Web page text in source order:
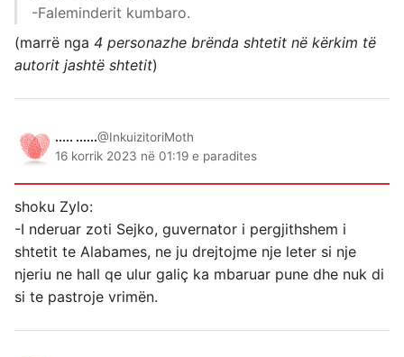
-Faleminderit kumbaro.
(marrë nga 4 personazhe brënda shtetit në kërkim të
autorit jashtë shtetit)
..... ......@InkuizitoriMoth
16 korrik 2023 në 01:19 e paradites
shoku Zylo:
-I nderuar zoti Sejko, guvernator i pergjithshem i
shtetit te Alabames, ne ju drejtojme nje leter si nje
njeriu ne hall qe ulur galiç ka mbaruar pune dhe nuk di
si te pastroje vrimën.